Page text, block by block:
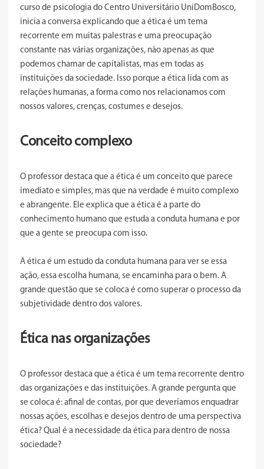
curso de psicologia do Centro Universitário UniDomBosco,
inicia a conversa explicando que a ética é um tema
recorrente em muitas palestras e uma preocupação
constante nas várias organizações, não apenas as que
podemos chamar de capitalistas, mas em todas as
instituições da sociedade. Isso porque a ética lida com as
relações humanas, a forma como nos relacionamos com
nossos valores, crenças, costumes e desejos.
Conceito complexo
O professor destaca que a ética é um conceito que parece
imediato e simples, mas que na verdade é muito complexo
e abrangente. Ele explica que a ética é a parte do
conhecimento humano que estuda a conduta humana e por
que a gente se preocupa com isso.
A ética é um estudo da conduta humana para ver se essa
ação, essa escolha humana, se encaminha para o bem. A
grande questão que se coloca é como superar o processo da
subjetividade dentro dos valores.
Ética nas organizações
O professor destaca que a ética é um tema recorrente dentro
das organizações e das instituições. A grande pergunta que
se coloca é: afinal de contas, por que deveríamos enquadrar
nossas ações, escolhas e desejos dentro de uma perspectiva
ética? Qual é a necessidade da ética para dentro de nossa
sociedade?